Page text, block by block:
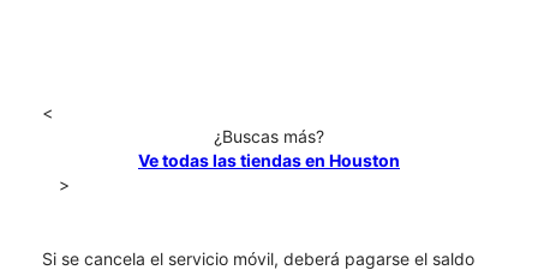
<
¿Buscas más?
Ve todas las tiendas en Houston
>
Si se cancela el servicio móvil, deberá pagarse el saldo